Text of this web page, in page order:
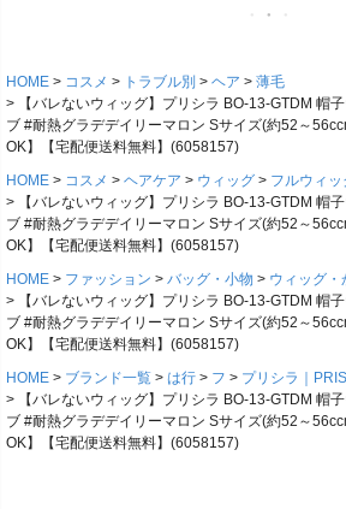
HOME コスメ トラブル別 ヘア
薄毛
【バレないウィッグ】プリシラ BO-13-GTDM 帽
ブ #耐熱グラデデイリーマロン Sサイズ(約52～
OK】【宅配便送料無料】(6058157)
HOME
コスメ ヘアケア ウィッグ フルウィッ
【バレないウィッグ】プリシラ BO-13-GTDM 帽
ブ #耐熱グラデデイリーマロン Sサイズ(約52～
OK】【宅配便送料無料】(6058157)
HOME
ファッション バッグ・小物
ウィッグ・
【バレないウィッグ】プリシラ BO-13-GTDM 帽
ブ #耐熱グラデデイリーマロン Sサイズ(約52～
OK】【宅配便送料無料】(6058157)
HOME
ブランド一覧 は行 フ
プリシラ｜
【バレないウィッグ】プリシラ BO-13-GTDM 帽
ブ #耐熱グラデデイリーマロン Sサイズ(約52～
OK】【宅配便送料無料】(6058157)